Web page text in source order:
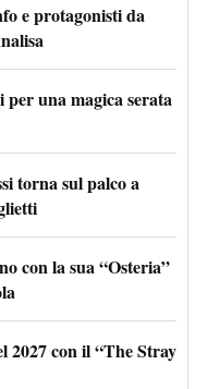
e protagonisti da
per una magica serata
torna sul palco a
con la sua “Osteria”
2027 con il “The Stray